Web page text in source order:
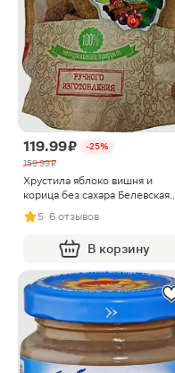
119.99 ₽
-25%
159.99 ₽
Хрустила яблоко вишня и
корица без сахара Белевская
50г
5· 6 отзывов
В корзину